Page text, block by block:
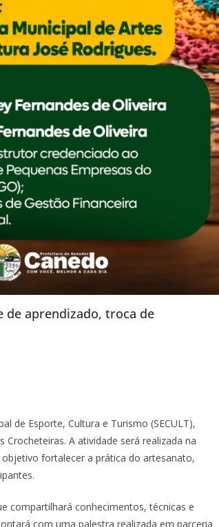
de aprendizado, troca de
de Esporte, Cultura e Turismo (SECULT),
A atividade será realizada na
fortalecer a prática do artesanato,
compartilhará conhecimentos, técnicas e
com uma palestra realizada em parceria